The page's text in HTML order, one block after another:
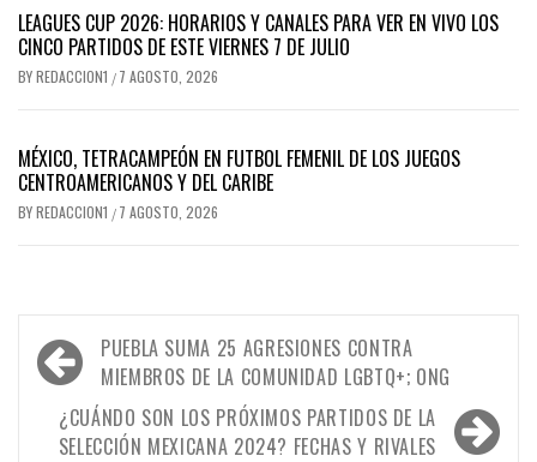
LEAGUES CUP 2026: HORARIOS Y CANALES PARA VER EN VIVO LOS
CINCO PARTIDOS DE ESTE VIERNES 7 DE JULIO
BYREDACCION1 / 7 AGOSTO, 2026
MÉXICO, TETRACAMPEÓN EN FUTBOL FEMENIL DE LOS JUEGOS
CENTROAMERICANOS Y DEL CARIBE
BYREDACCION1 / 7 AGOSTO, 2026
Navegación
de
entradas
PUEBLA SUMA 25 AGRESIONES CONTRA
MIEMBROS DE LA COMUNIDAD LGBTQ+; ONG
¿CUÁNDO SON LOS PRÓXIMOS PARTIDOS DE LA
SELECCIÓN MEXICANA 2024? FECHAS Y RIVALES